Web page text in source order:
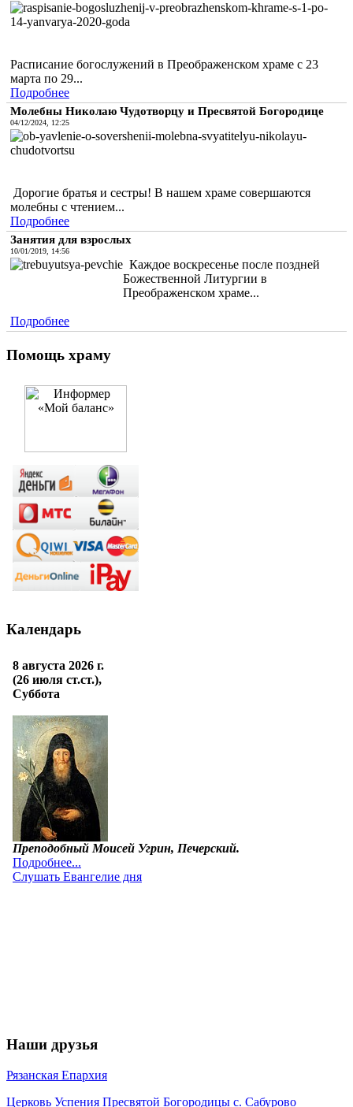
Расписание богослужений в Преображенском храме с 23
марта по 29...
Подробнее
Молебны Николаю Чудотворцу и Пресвятой Богородице
04/12/2024, 12:25
Дорогие братья и сестры! В нашем храме совершаются
молебны с чтением...
Подробнее
Занятия для взрослых
10/01/2019, 14:56
Каждое воскресенье после поздней
Божественной Литургии в
Преображенском храме...
Подробнее
Помощь храму
Календарь
Наши друзья
Рязанская Епархия
Церковь Успения Пресвятой Богородицы с. Сабурово